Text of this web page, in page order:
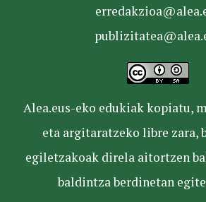
Alea.eus-eko edukiak kopiatu,
eta argitaratzeko libre zara,
egiletzakoak direla aitortzen
baldintza berdinetan